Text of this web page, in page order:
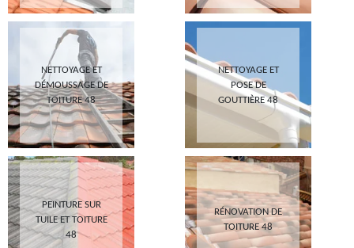
NETTOYAGE ET
DÉMOUSSAGE DE
TOITURE 48
NETTOYAGE ET
POSE DE
GOUTTIÈRE 48
PEINTURE SUR
TUILE ET TOITURE
48
RÉNOVATION DE
TOITURE 48